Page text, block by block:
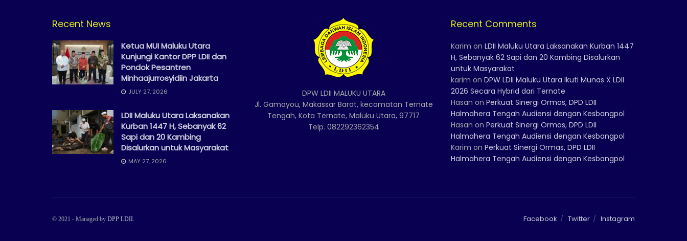
Recent News
Ketua MUI Maluku Utara
Kunjungi Kantor DPP LDII dan
Pondok Pesantren
Minhaajurrosyidiin Jakarta
JULY 27, 2026
LDII Maluku Utara Laksanakan
Kurban 1447 H, Sebanyak 62
Sapi dan 20 Kambing
Disalurkan untuk Masyarakat
MAY 27, 2026
DPW LDII MALUKU UTARA
Jl. Gamayou, Makassar Barat, kecamatan Ternate
Tengah, Kota Ternate, Maluku Utara, 97717
Telp. 082292362354
Recent Comments
Karim on LDII Maluku Utara Laksanakan Kurban 1447
H, Sebanyak 62 Sapi dan 20 Kambing Disalurkan
untuk Masyarakat
karim on DPW LDII Maluku Utara Ikuti Munas X LDII
2026 Secara Hybrid dari Ternate
Hasan on Perkuat Sinergi Ormas, DPD LDII
Halmahera Tengah Audiensi dengan Kesbangpol
Hasan on Perkuat Sinergi Ormas, DPD LDII
Halmahera Tengah Audiensi dengan Kesbangpol
Karim on Perkuat Sinergi Ormas, DPD LDII
Halmahera Tengah Audiensi dengan Kesbangpol
Facebook Twitter Instagram
© 2021 - Managed by DPP LDII.